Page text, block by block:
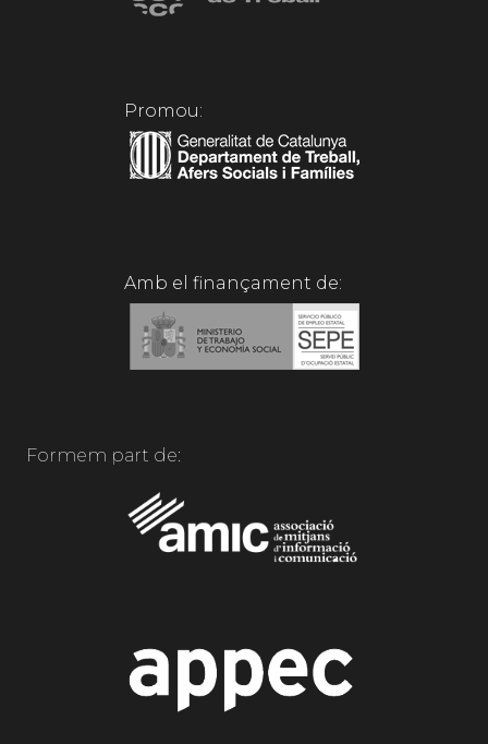
Promou:
Amb el finançament de:
Formem part de: